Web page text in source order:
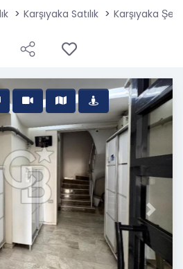
Karşıyaka Satılık Karşıyaka
Next